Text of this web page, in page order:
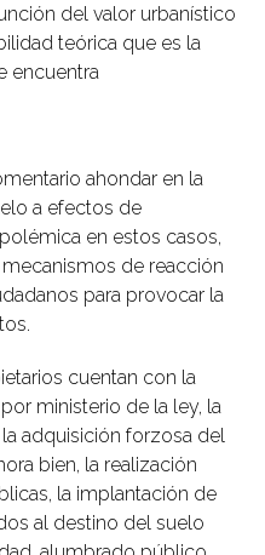
del valor urbanístico
teórica que es la
encuentra
ahondar en la
a efectos de
en estos casos,
de reacción
para provocar la
cuentan con la
ministerio de la ley, la
adquisición forzosa del
bien, la realización
la implantación de
al destino del suelo